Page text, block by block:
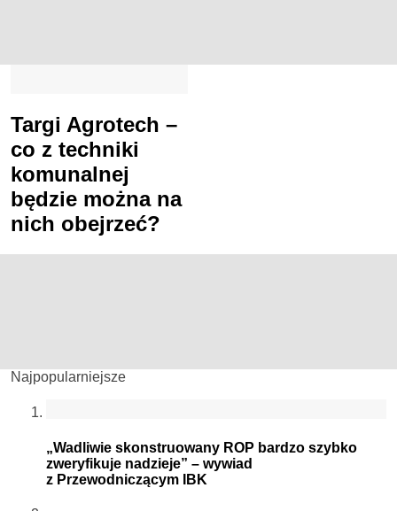
Targi Agrotech –
co z techniki
komunalnej
będzie można na
nich obejrzeć?
Najpopularniejsze
„Wadliwie skonstruowany ROP bardzo szybko
zweryfikuje nadzieje” – wywiad
z Przewodniczącym IBK